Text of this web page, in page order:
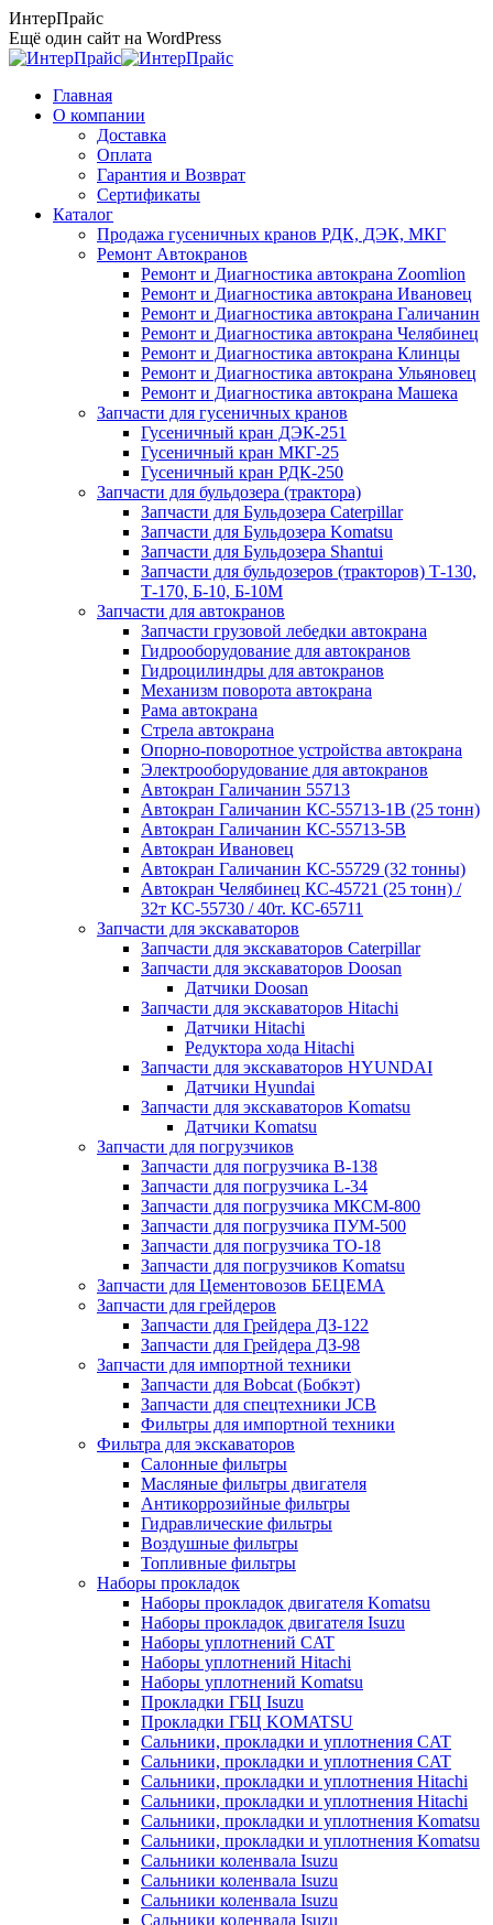
Перейти
к
содержанию
ИнтерПрайс
Ещё один сайт на WordPress
Главная
О компании
Доставка
Оплата
Гарантия и Возврат
Сертификаты
Каталог
Продажа гусеничных кранов РДК, ДЭК, МКГ
Ремонт Автокранов
Ремонт и Диагностика автокрана Zoomlion
Ремонт и Диагностика автокрана Ивановец
Ремонт и Диагностика автокрана Галичанин
Ремонт и Диагностика автокрана Челябинец
Ремонт и Диагностика автокрана Клинцы
Ремонт и Диагностика автокрана Ульяновец
Ремонт и Диагностика автокрана Машека
Запчасти для гусеничных кранов
Гусеничный кран ДЭК-251
Гусеничный кран МКГ-25
Гусеничный кран РДК-250
Запчасти для бульдозера (трактора)
Запчасти для Бульдозера Caterpillar
Запчасти для Бульдозера Komatsu
Запчасти для Бульдозера Shantui
Запчасти для бульдозеров (тракторов) Т-130,
Т-170, Б-10, Б-10М
Запчасти для автокранов
Запчасти грузовой лебедки автокрана
Гидрооборудование для автокранов
Гидроцилиндры для автокранов
Механизм поворота автокрана
Рама автокрана
Стрела автокрана
Опорно-поворотное устройства автокрана
Электрооборудование для автокранов
Автокран Галичанин 55713
Автокран Галичанин КС-55713-1В (25 тонн)
Автокран Галичанин КС-55713-5В
Автокран Ивановец
Автокран Галичанин КС-55729 (32 тонны)
Автокран Челябинец КС-45721 (25 тонн) /
32т КС-55730 / 40т. КС-65711
Запчасти для экскаваторов
Запчасти для экскаваторов Caterpillar
Запчасти для экскаваторов Doosan
Датчики Doosan
Запчасти для экскаваторов Hitachi
Датчики Hitachi
Редуктора хода Hitachi
Запчасти для экскаваторов HYUNDAI
Датчики Hyundai
Запчасти для экскаваторов Komatsu
Датчики Komatsu
Запчасти для погрузчиков
Запчасти для погрузчика B-138
Запчасти для погрузчика L-34
Запчасти для погрузчика МКСМ-800
Запчасти для погрузчика ПУМ-500
Запчасти для погрузчика ТО-18
Запчасти для погрузчиков Komatsu
Запчасти для Цементовозов БЕЦЕМА
Запчасти для грейдеров
Запчасти для Грейдера ДЗ-122
Запчасти для Грейдера ДЗ-98
Запчасти для импортной техники
Запчасти для Bobcat (Бобкэт)
Запчасти для спецтехники JCB
Фильтры для импортной техники
Фильтра для экскаваторов
Салонные фильтры
Масляные фильтры двигателя
Антикоррозийные фильтры
Гидравлические фильтры
Воздушные фильтры
Топливные фильтры
Наборы прокладок
Наборы прокладок двигателя Komatsu
Наборы прокладок двигателя Isuzu
Наборы уплотнений CAT
Наборы уплотнений Hitachi
Наборы уплотнений Komatsu
Прокладки ГБЦ Isuzu
Прокладки ГБЦ KOMATSU
Сальники, прокладки и уплотнения CAT
Сальники, прокладки и уплотнения CAT
Сальники, прокладки и уплотнения Hitachi
Сальники, прокладки и уплотнения Hitachi
Сальники, прокладки и уплотнения Komatsu
Сальники, прокладки и уплотнения Komatsu
Сальники коленвала Isuzu
Сальники коленвала Isuzu
Сальники коленвала Isuzu
Сальники коленвала Isuzu